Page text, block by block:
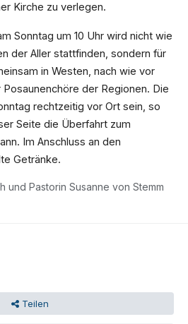
Kirche zu verlegen.
Sonntag um 10 Uhr wird nicht wie
der Aller stattfinden, sondern für
in Westen, nach wie vor
der Regionen. Die
rechtzeitig vor Ort sein, so
Seite die Überfahrt zum
Im Anschluss an den
Getränke.
und Pastorin Susanne von Stemm
Teilen